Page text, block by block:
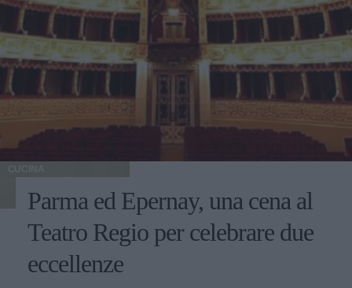
CUCINA
Parma ed Epernay, una cena al
Teatro Regio per celebrare due
eccellenze